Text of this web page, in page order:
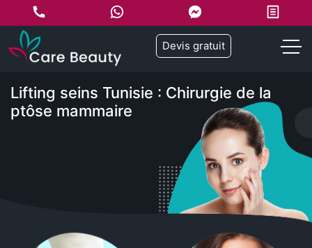
Devis gratuit
Lifting seins Tunisie : Chirurgie de la
ptôse mammaire